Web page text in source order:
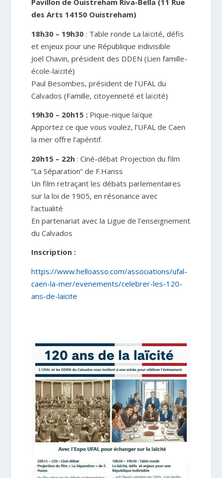
Pavillon de Ouistreham Riva-Bella (11 Rue
des Arts 14150 Ouistreham)
18h30 – 19h30: Table ronde La laïcité, défis
et enjeux pour une République indivisible
Joël Chavin, président des DDEN (Lien famille-
école-laïcité)
Paul Besombes, président de l’UFAL du
Calvados (Famille, citoyenneté et laïcité)
19h30 – 20h15 :Pique-nique laïque
Apportez ce que vous voulez, l’UFAL de Caen
la mer offre l’apéritif.
20h15 – 22h: Ciné-débat Projection du film
“La Séparation” de F.Hanss
Un film retraçant les débats parlementaires
sur la loi de 1905, en résonance avec
l’actualité
En partenariat avec la Ligue de l’enseignement
du Calvados
Inscription :
https://www.helloasso.com/associations/ufal-
caen-la-mer/evenements/celebrer-les-120-
ans-de-laicite